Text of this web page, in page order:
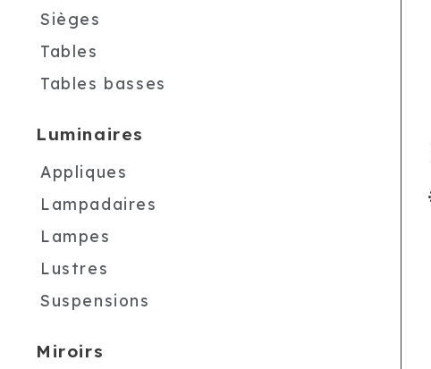
Sièges
Tables
Tables basses
Luminaires
Appliques
Lampadaires
Lampes
Lustres
Suspensions
Miroirs